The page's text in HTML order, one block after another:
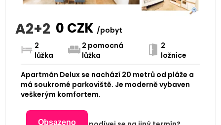
A2+2 0 CZK /pobyt
2
lůžka
2 pomocná
lůžka
2
ložnice
Apartmán Delux se nachází 20 metrů od pláže a
má soukromé parkoviště. Je moderně vybaven
veškerým komfortem.
Obsazeno